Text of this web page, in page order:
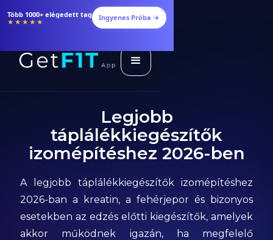
Étrendek, receptek és edzéstervek
★★★★★ Ingyenes Próba →
Legjobb
táplálékkiegészítők
izomépítéshez 2026-ben
A legjobb táplálékkiegészítők izomépítéshez
2026-ban a kreatin, a fehérjepor és bizonyos
esetekben az edzés előtti kiegészítők, amelyek
akkor működnek igazán, ha megfelelő